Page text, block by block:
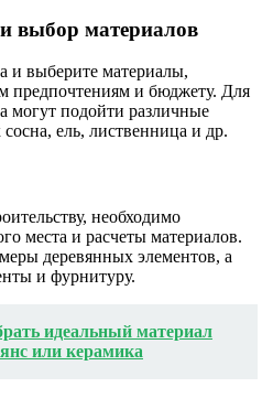
выбор материалов
и выберите материалы,
предпочтениям и бюджету. Для
могут подойти различные
ель, лиственница и др.
необходимо
места и расчеты материалов.
деревянных элементов, а
и фурнитуру.
идеальный материал
или керамика